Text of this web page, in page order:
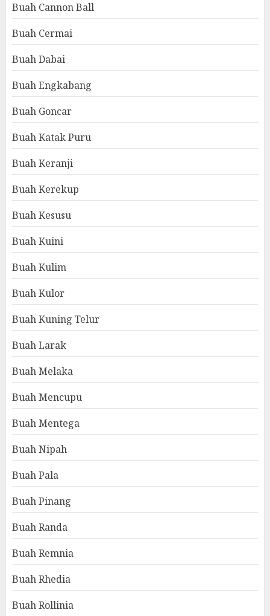
Buah Cannon Ball
Buah Cermai
Buah Dabai
Buah Engkabang
Buah Goncar
Buah Katak Puru
Buah Keranji
Buah Kerekup
Buah Kesusu
Buah Kuini
Buah Kulim
Buah Kulor
Buah Kuning Telur
Buah Larak
Buah Melaka
Buah Mencupu
Buah Mentega
Buah Nipah
Buah Pala
Buah Pinang
Buah Randa
Buah Remnia
Buah Rhedia
Buah Rollinia